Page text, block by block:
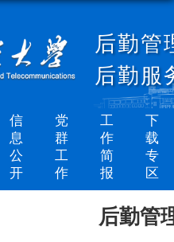
后勤管
后勤服
信
息
公
开
党
群
工
作
工
作
简
报
下
载
专
区
后勤管